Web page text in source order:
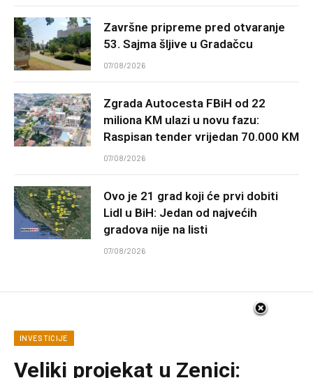
Završne pripreme pred otvaranje
53. Sajma šljive u Gradačcu
07/08/2026
Zgrada Autocesta FBiH od 22
miliona KM ulazi u novu fazu:
Raspisan tender vrijedan 70.000 KM
07/08/2026
Ovo je 21 grad koji će prvi dobiti
Lidl u BiH: Jedan od najvećih
gradova nije na listi
07/08/2026
INVESTICIJE
Veliki projekat u Zenici: